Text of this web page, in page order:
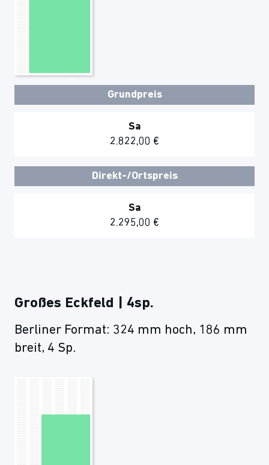
Grundpreis
Sa
2.822,00 €
Direkt-/Ortspreis
Sa
2.295,00 €
Großes Eckfeld | 4sp.
Berliner Format: 324 mm hoch, 186 mm
breit, 4 Sp.